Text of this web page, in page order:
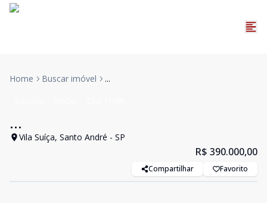
Home Buscar imóvel ...
...
Vila Suíça, Santo André - SP
R$ 390.000,00
Compartilhar Favorito